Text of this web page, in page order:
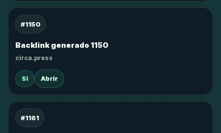
#1150
Backlink generado 1150
circa.press
SI Abrir
#1161